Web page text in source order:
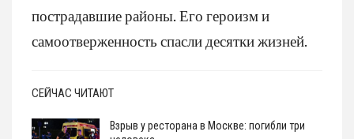
пострадавшие районы. Его героизм и
самоотверженность спасли десятки жизней.
СЕЙЧАС ЧИТАЮТ
Взрыв у ресторана в Москве: погибли три